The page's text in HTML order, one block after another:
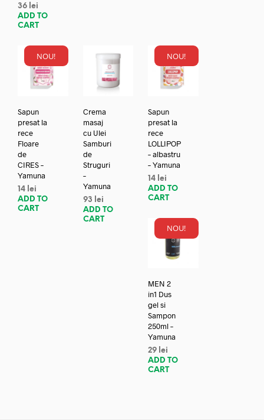
36 lei
ADD TO
CART
NOU!
Sapun
presat la
rece
Floare
de
CIRES –
Yamuna
14 lei
ADD TO
CART
Crema
masaj
cu Ulei
Samburi
de
Struguri
–
Yamuna
93
lei
ADD TO
CART
NOU!
Sapun
presat la
rece
LOLLIPOP
– albastru
– Yamuna
14 lei
ADD TO
CART
NOU!
MEN 2
in1 Dus
gel si
Sampon
250ml –
Yamuna
29 lei
ADD TO
CART